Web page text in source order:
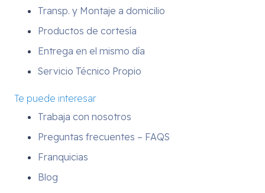
Transp. y Montaje a domicilio
Productos de cortesía
Entrega en el mismo día
Servicio Técnico Propio
Te puede interesar
Trabaja con nosotros
Preguntas frecuentes – FAQS
Franquicias
Blog